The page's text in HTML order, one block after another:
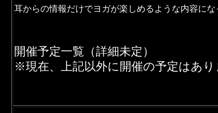
耳からの情報だけでヨガが楽しめるような内容に
開催予定一覧（詳細未定）
※現在、上記以外に開催の予定はあ